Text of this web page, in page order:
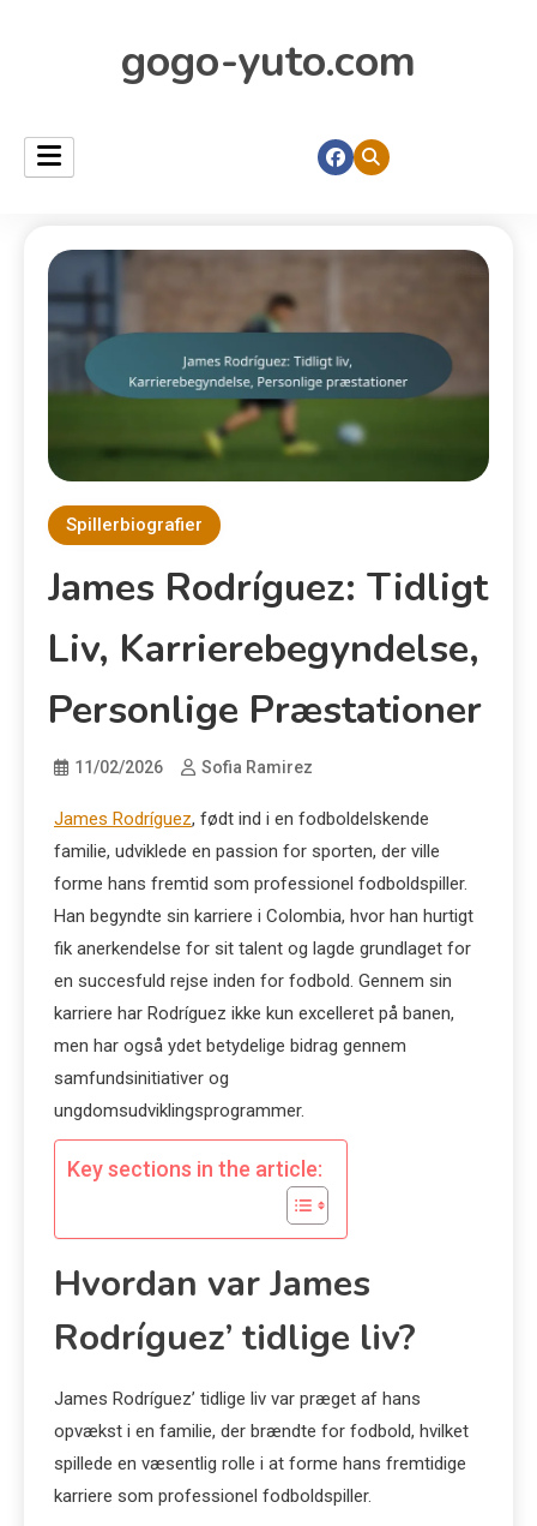
gogo-yuto.com
Spillerbiografier
James Rodríguez: Tidligt
Liv, Karrierebegyndelse,
Personlige Præstationer
11/02/2026 Sofia Ramirez
James Rodríguez, født ind i en fodboldelskende
familie, udviklede en passion for sporten, der ville
forme hans fremtid som professionel fodboldspiller.
Han begyndte sin karriere i Colombia, hvor han hurtigt
fik anerkendelse for sit talent og lagde grundlaget for
en succesfuld rejse inden for fodbold. Gennem sin
karriere har Rodríguez ikke kun excelleret på banen,
men har også ydet betydelige bidrag gennem
samfundsinitiativer og
ungdomsudviklingsprogrammer.
Key sections in the article:
Hvordan var James
Rodríguez’ tidlige liv?
James Rodríguez’ tidlige liv var præget af hans
opvækst i en familie, der brændte for fodbold, hvilket
spillede en væsentlig rolle i at forme hans fremtidige
karriere som professionel fodboldspiller.